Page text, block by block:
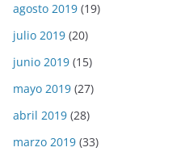
agosto 2019 (19)
julio 2019 (20)
junio 2019 (15)
mayo 2019 (27)
abril 2019 (28)
marzo 2019 (33)